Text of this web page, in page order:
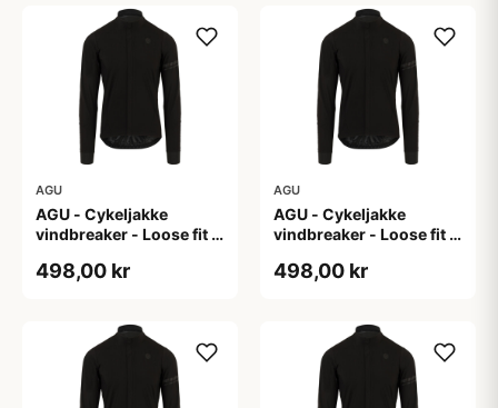
AGU
AGU - Cykeljakke
vindbreaker - Loose fit -
498,00 kr
AGU
AGU - Cykeljakke
vindbreaker - Loose fit -
498,00 kr